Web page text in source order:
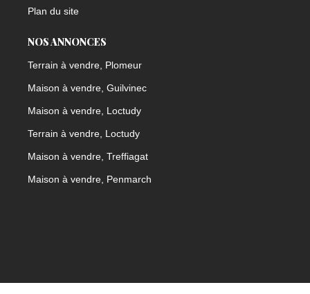
Plan du site
NOS ANNONCES
Terrain à vendre, Plomeur
Maison à vendre, Guilvinec
Maison à vendre, Loctudy
Terrain à vendre, Loctudy
Maison à vendre, Treffiagat
Maison à vendre, Penmarch